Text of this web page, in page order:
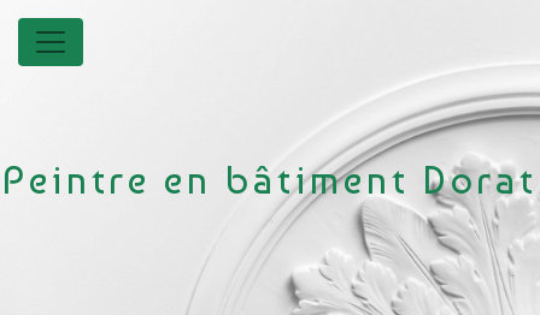
Panneau de gestion des cookies
Peintre en bâtiment Dorat